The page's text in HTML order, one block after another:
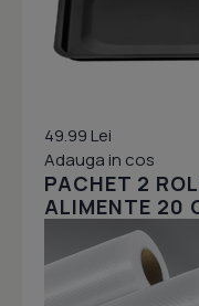
49.99 Lei
Adauga in cos
PACHET 2
ALIMENTE 20